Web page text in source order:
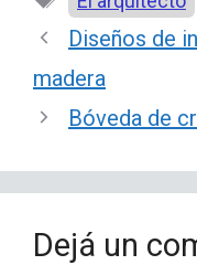
Diseños de
madera
Bóveda de
Dejá un